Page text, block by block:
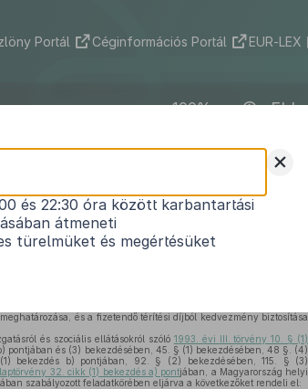
Portál Céginformációs Portál EUR-LEX
ELI
Képviselő-
rendeletmódosításáról
és a fizetendő térítési díjból kedvezmény biztosítása
és szociális ellátásokról szóló 1993. évi III. törvény 10. § (1)
pontjában és (3) bekezdésében, 45. § (1) bekezdésében, 48 §. (4)
bekezdés b) pontjában, 92. § (2) bekezdésében, 115. § (3)
32. cikk (1) bekezdés a) pontjában, a Magyarország helyi
szabályozott feladatkörében eljárva a következőket rendeli el:
+
és 22:30 óra között karbantartási
átmeneti
türelmüket és megértésüket